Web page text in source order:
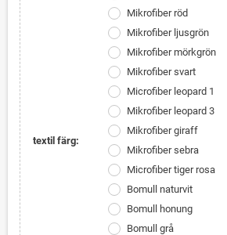
textil färg:
Mikrofiber röd
Mikrofiber ljusgrön
Mikrofiber mörkgrön
Mikrofiber svart
Microfiber leopard 1
Mikrofiber leopard 3
Mikrofiber giraff
Mikrofiber sebra
Microfiber tiger rosa
Bomull naturvit
Bomull honung
Bomull grå